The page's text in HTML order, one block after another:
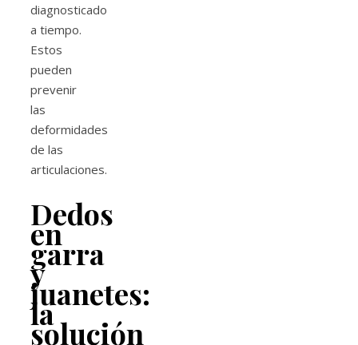
diagnosticado
a tiempo.
Estos
pueden
prevenir
las
deformidades
de las
articulaciones.
Dedos
en
garra
y
juanetes:
la
solución